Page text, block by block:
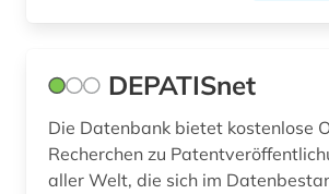
DEPATISnet
Die Datenbank bietet kostenlose
Recherchen zu
aller Welt, die sich im